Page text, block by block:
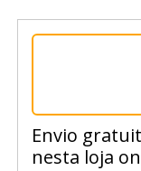
Envio
nesta loja